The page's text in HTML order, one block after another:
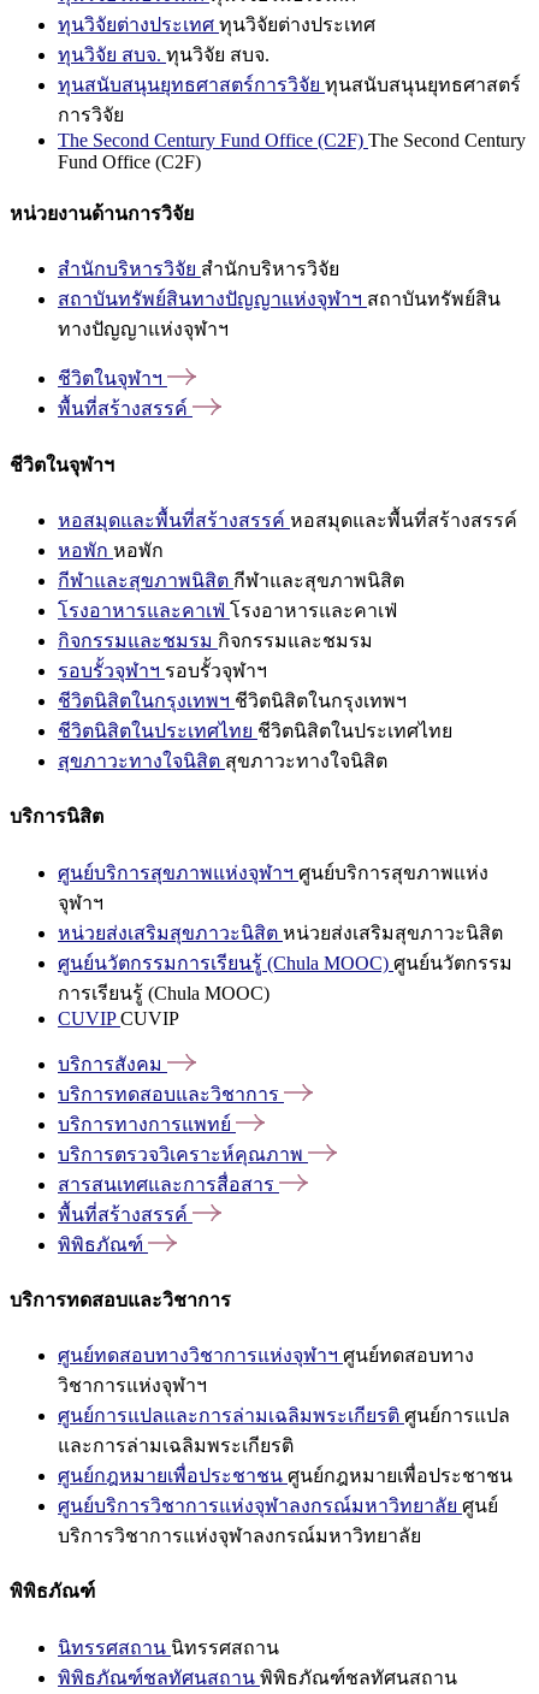
ทุนวิจัยต่างประเทศ ทุนวิจัยต่างประเทศ
ทุนวิจัย สบจ. ทุนวิจัย สบจ.
ทุนสนับสนุนยุทธศาสตร์การวิจัย ทุนสนับสนุนยุทธศาสตร์
การวิจัย
The Second Century Fund Office (C2F) The Second Century
Fund Office (C2F)
หน่วยงานด้านการวิจัย
สำนักบริหารวิจัย สำนักบริหารวิจัย
สถาบันทรัพย์สินทางปัญญาแห่งจุฬาฯ สถาบันทรัพย์สิน
ทางปัญญาแห่งจุฬาฯ
ชีวิตในจุฬาฯ
พื้นที่สร้างสรรค์
ชีวิตในจุฬาฯ
หอสมุดและพื้นที่สร้างสรรค์ หอสมุดและพื้นที่สร้างสรรค์
หอพัก หอพัก
กีฬาและสุขภาพนิสิต กีฬาและสุขภาพนิสิต
โรงอาหารและคาเฟ่ โรงอาหารและคาเฟ่
กิจกรรมและชมรม กิจกรรมและชมรม
รอบรั้วจุฬาฯ รอบรั้วจุฬาฯ
ชีวิตนิสิตในกรุงเทพฯ ชีวิตนิสิตในกรุงเทพฯ
ชีวิตนิสิตในประเทศไทย ชีวิตนิสิตในประเทศไทย
สุขภาวะทางใจนิสิต สุขภาวะทางใจนิสิต
บริการนิสิต
ศูนย์บริการสุขภาพแห่งจุฬาฯ ศูนย์บริการสุขภาพแห่ง
จุฬาฯ
หน่วยส่งเสริมสุขภาวะนิสิต หน่วยส่งเสริมสุขภาวะนิสิต
ศูนย์นวัตกรรมการเรียนรู้ (Chula MOOC) ศูนย์นวัตกรรม
การเรียนรู้ (Chula MOOC)
CUVIPCUVIP
บริการสังคม
บริการทดสอบและวิชาการ
บริการทางการแพทย์
บริการตรวจวิเคราะห์คุณภาพ
สารสนเทศและการสื่อสาร
พื้นที่สร้างสรรค์
พิพิธภัณฑ์
บริการทดสอบและวิชาการ
ศูนย์ทดสอบทางวิชาการแห่งจุฬาฯ ศูนย์ทดสอบทาง
วิชาการแห่งจุฬาฯ
ศูนย์การแปลและการล่ามเฉลิมพระเกียรติ ศูนย์การแปล
และการล่ามเฉลิมพระเกียรติ
ศูนย์กฎหมายเพื่อประชาชน ศูนย์กฎหมายเพื่อประชาชน
ศูนย์บริการวิชาการแห่งจุฬาลงกรณ์มหาวิทยาลัย ศูนย์
บริการวิชาการแห่งจุฬาลงกรณ์มหาวิทยาลัย
พิพิธภัณฑ์
นิทรรศสถาน นิทรรศสถาน
พิพิธภัณฑ์ชลทัศนสถาน พิพิธภัณฑ์ชลทัศนสถาน